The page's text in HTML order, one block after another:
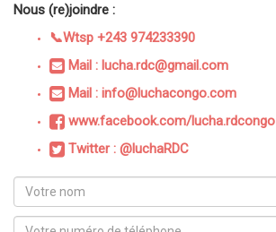
Nous (re)joindre :
📞Wtsp +243 974233390
Mail : lucha.rdc@gmail.com
Mail : info@luchacongo.com
www.facebook.com/lucha.rdcongo
Twitter : @luchaRDC